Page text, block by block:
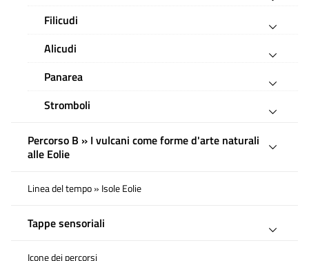
Filicudi
Alicudi
Panarea
Stromboli
Percorso B » I vulcani come forme d'arte naturali
alle Eolie
Linea del tempo » Isole Eolie
Tappe sensoriali
Icone dei percorsi